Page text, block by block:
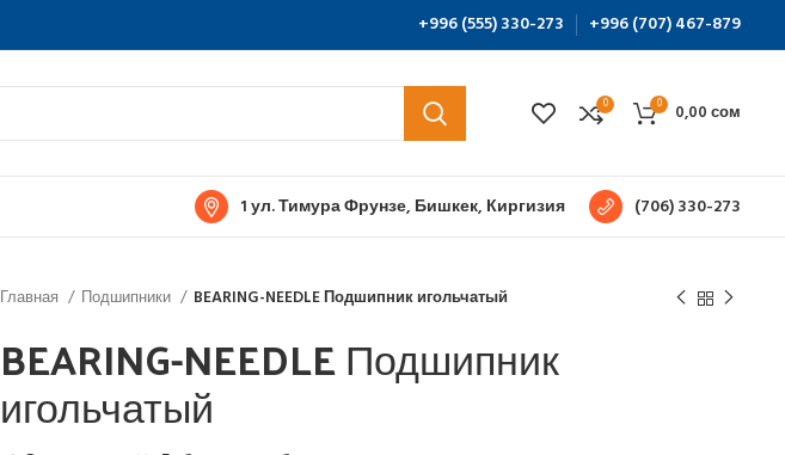
+996 (555) 330-273 +996 (707) 467-879
0 0 0,00сом
1 ул. Тимура Фрунзе, Бишкек, Киргизия (706) 330-273
Главная Подшипники BEARING-NEEDLE Подшипник игольчатый
BEARING-NEEDLE Подшипник
игольчатый